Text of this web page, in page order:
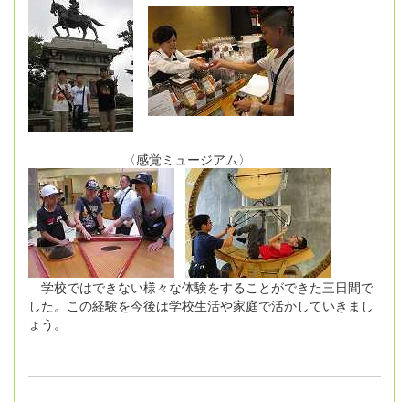
〈感覚ミュージアム〉
学校ではできない様々な体験をすることができた三日間で
した。この経験を今後は学校生活や家庭で活かしていきまし
ょう。